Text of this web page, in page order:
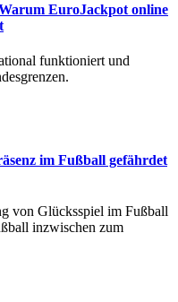
EuroJackpot online
funktioniert und
im Fußball gefährdet
von Glücksspiel im Fußball
inzwischen zum